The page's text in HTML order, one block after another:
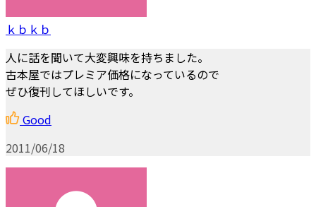
ｋｂｋｂ
人に話を聞いて大変興味を持ちました。
古本屋ではプレミア価格になっているので
ぜひ復刊してほしいです。
Good
2011/06/18